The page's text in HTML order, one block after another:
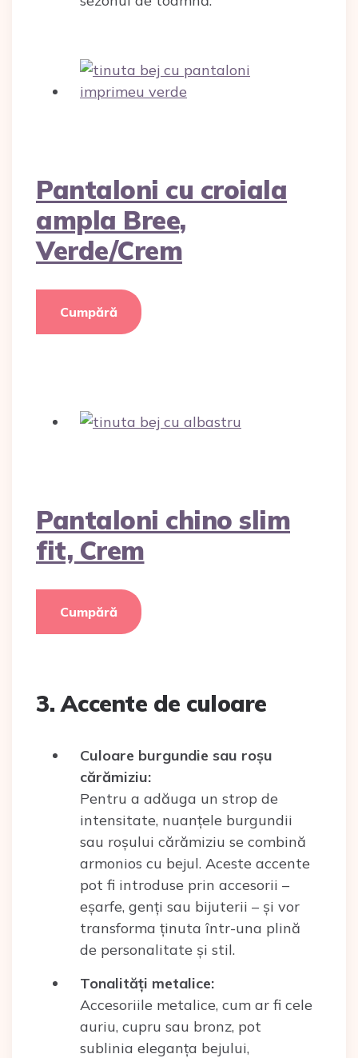
Pantaloni cu croiala
ampla Bree,
Verde/Crem
Cumpără
Pantaloni chino slim
fit, Crem
Cumpără
3. Accente de culoare
Culoare burgundie sau roșu
cărămiziu:
Pentru a adăuga un strop de
intensitate, nuanțele burgundii
sau roșului cărămiziu se combină
armonios cu bejul. Aceste accente
pot fi introduse prin accesorii –
eșarfe, genți sau bijuterii – și vor
transforma ținuta într-una plină
de personalitate și stil.
Tonalități metalice:
Accesoriile metalice, cum ar fi cele
auriu, cupru sau bronz, pot
sublinia eleganța bejului,